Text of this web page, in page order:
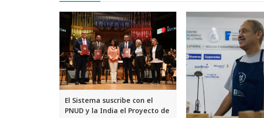
El Sistema suscribe con el
PNUD y la India el Proyecto de